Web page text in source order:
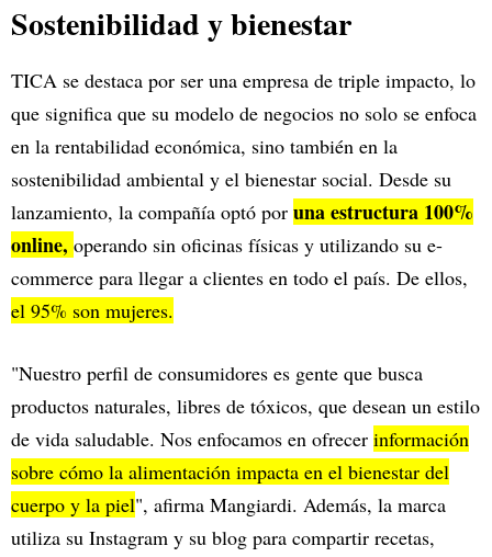
Sostenibilidad y bienestar
TICA se destaca por ser una empresa de triple impacto, lo
que significa que su modelo de negocios no solo se enfoca
en la rentabilidad económica, sino también en la
sostenibilidad ambiental y el bienestar social. Desde su
lanzamiento, la compañía optó por una estructura 100%
online, operando sin oficinas físicas y utilizando su e-
commerce para llegar a clientes en todo el país. De ellos,
el 95% son mujeres.
"Nuestro perfil de consumidores es gente que busca
productos naturales, libres de tóxicos, que desean un estilo
de vida saludable. Nos enfocamos en ofrecer información
sobre cómo la alimentación impacta en el bienestar del
cuerpo y la piel", afirma Mangiardi. Además, la marca
utiliza su Instagram y su blog para compartir recetas,